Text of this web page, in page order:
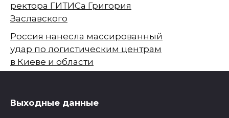
ректора ГИТИСа Григория
Заславского
Россия нанесла массированный
удар по логистическим центрам
в Киеве и области
Выходные данные